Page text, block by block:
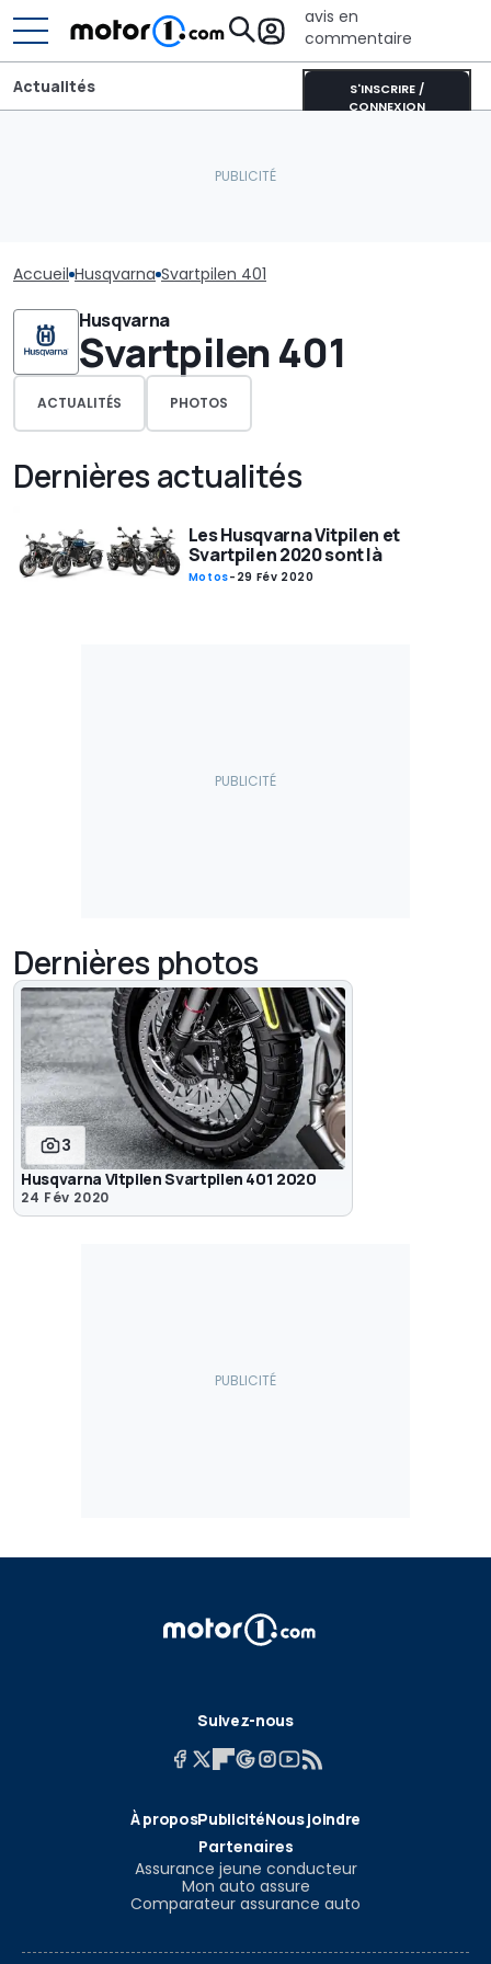
avis en
commentaire
S'INSCRIRE /
CONNEXION
Actualités
Accueil Husqvarna Svartpilen 401
Husqvarna
Svartpilen 401
ACTUALITÉS PHOTOS
Dernières actualités
Les Husqvarna Vitpilen et
Svartpilen 2020 sont là
Motos- 29 Fév 2020
Dernières photos
3
Husqvarna Vitpilen Svartpilen 401 2020
24 Fév 2020
Suivez-nous
À proposPublicitéNous joindre
Partenaires
Assurance jeune conducteur
Mon auto assure
Comparateur assurance auto